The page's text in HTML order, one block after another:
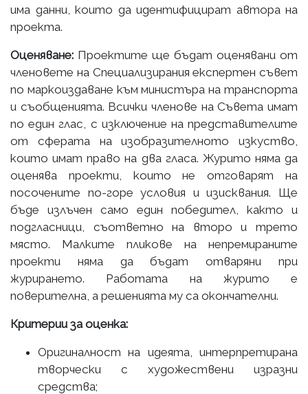
има данни, които да идентифицират автора на
проекта.
Оценяване: Проектите ще бъдат оценявани от
членовете на Специализирания експертен съвет
по маркоиздаване към министъра на транспорта
и съобщенията. Всички членове на Съвета имат
по един глас, с изключение на представителите
от сферата на изобразителното изкуство,
които имат право на два гласа. Журито няма да
оценява проекти, които не отговарят на
посочените по-горе условия и изисквания. Ще
бъде излъчен само един победител, както и
подгласници, съответно на второ и трето
място. Малките пликове на непремираните
проекти няма да бъдат отваряни при
журирането. Работата на журито е
поверителна, а решенията му са окончателни.
Критерии за оценка:
Оригиналност на идеята, интерпретирана
творчески с художествени изразни
средства;